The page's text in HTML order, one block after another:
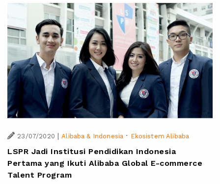
23/07/2020 | Alibaba & Indonesia · Ekosistem Alibaba
LSPR Jadi Institusi Pendidikan Indonesia
Pertama yang Ikuti Alibaba Global E-commerce
Talent Program